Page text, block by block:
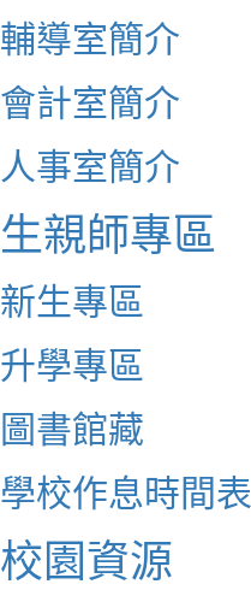
輔導室簡介
會計室簡介
人事室簡介
生親師專區
新生專區
升學專區
圖書館藏
學校作息時間表
校園資源